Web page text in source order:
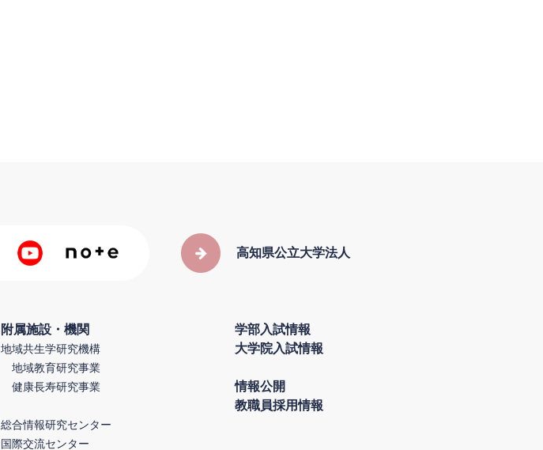
高知県公立大学法人
附属施設・機関
地域共生学研究機構
地域教育研究事業
健康長寿研究事業
総合情報研究センター
国際交流センター
学部入試情報
大学院入試情報
情報公開
教職員採用情報